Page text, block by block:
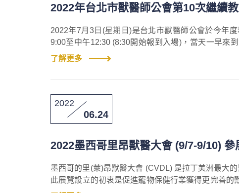
2022年台北市獸醫師公會第10次繼續
2022年7月3日(星期日)是台北市獸醫師公會於今年
9:00至中午12:30 (8:30開始報到入場)，當天一早來
出，設置報到桌及活動茶水，動線規劃十分周到，真
了解更多
2022
06.24
2022墨西哥里昂獸醫大會 (9/7-9/10) 參
墨西哥的里(萊)昂獸醫大會 (CVDL) 是拉丁美洲最大
此展覽設立的初衷是促進寵物保健行業獲得更完善